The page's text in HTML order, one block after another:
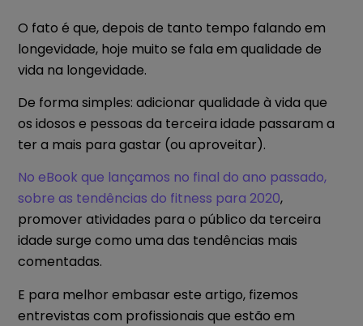
O fato é que, depois de tanto tempo falando em
longevidade, hoje muito se fala em qualidade de
vida na longevidade.
De forma simples: adicionar qualidade à vida que
os idosos e pessoas da terceira idade passaram a
ter a mais para gastar (ou aproveitar).
No eBook que lançamos no final do ano passado,
sobre as tendências do fitness para 2020,
promover atividades para o público da terceira
idade surge como uma das tendências mais
comentadas.
E para melhor embasar este artigo, fizemos
entrevistas com profissionais que estão em